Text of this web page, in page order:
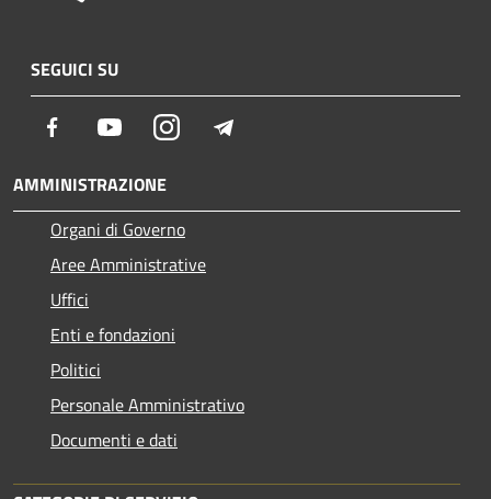
SEGUICI SU
Facebook YoutubeInstagram
AMMINISTRAZIONE
Organi di Governo
Aree Amministrative
Uffici
Enti e fondazioni
Politici
Personale Amministrativo
Documenti e dati